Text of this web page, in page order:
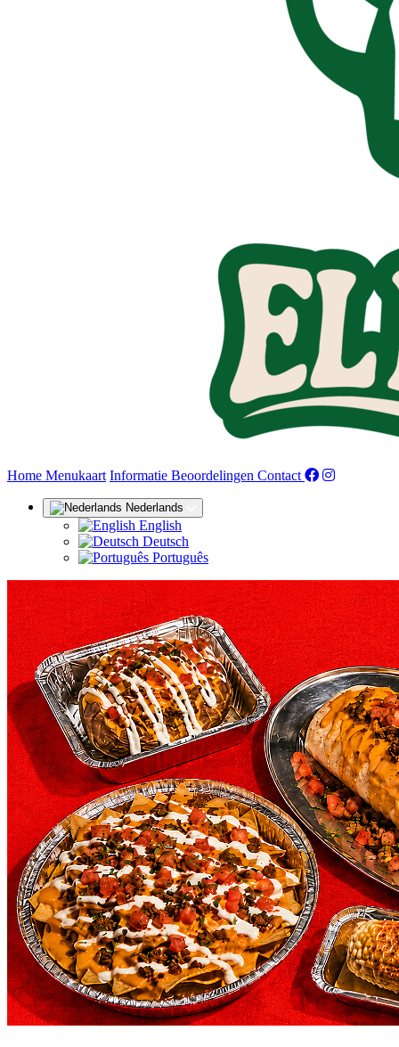
Home (huidige)
Menukaart Informatie Beoordelingen Contact
Nederlands
English
Deutsch
Português